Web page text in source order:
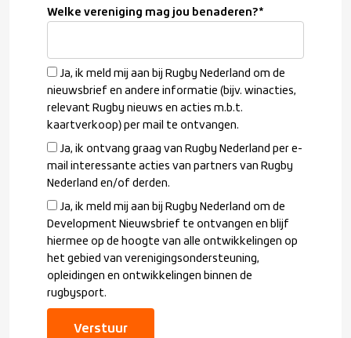
Welke vereniging mag jou benaderen?*
Ja, ik meld mij aan bij Rugby Nederland om de
nieuwsbrief en andere informatie (bijv. winacties,
relevant Rugby nieuws en acties m.b.t.
kaartverkoop) per mail te ontvangen.
Ja, ik ontvang graag van Rugby Nederland per e-
mail interessante acties van partners van Rugby
Nederland en/of derden.
Ja, ik meld mij aan bij Rugby Nederland om de
Development Nieuwsbrief te ontvangen en blijf
hiermee op de hoogte van alle ontwikkelingen op
het gebied van verenigingsondersteuning,
opleidingen en ontwikkelingen binnen de
rugbysport.
Verstuur